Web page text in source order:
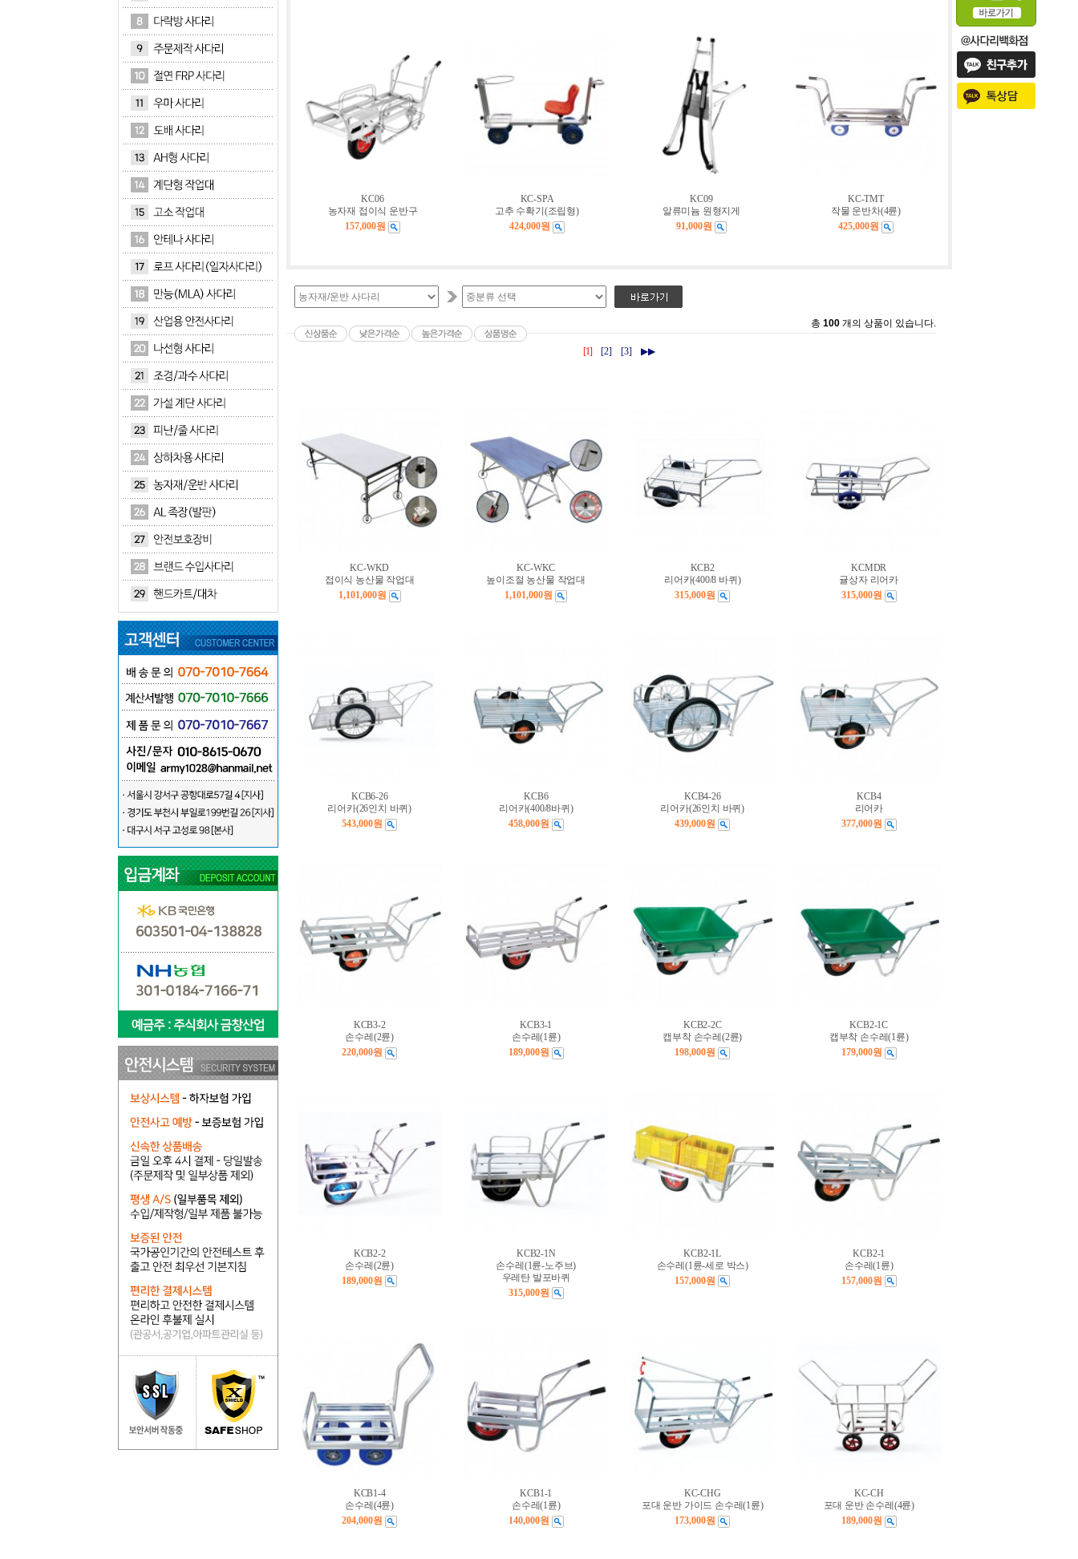
KC06
농자재 접이식 운반구
157,000원
KC-SPA
고추 수확기(조립형)
424,000원
KC09
알류미늄 원형지게
91,000원
KC-TMT
작물 운반차(4륜)
425,000원
총 100 개의 상품이 있습니다.
[1] [2] [3] ▶▶
KC-WKD
접이식 농산물 작업대
1,101,000원
KC-WKC
높이조절 농산물 작업대
1,101,000원
KCB2
리어카(400/8 바퀴)
315,000원
KCMDR
귤상자 리어카
315,000원
KCB6-26
리어카(26인치 바퀴)
543,000원
KCB6
리어카(400/8바퀴)
458,000원
KCB4-26
리어카(26인치 바퀴)
439,000원
KCB4
리어카
377,000원
KCB3-2
손수레(2륜)
220,000원
KCB3-1
손수레(1륜)
189,000원
KCB2-2C
캡부착 손수레(2륜)
198,000원
KCB2-1C
캡부착 손수레(1륜)
179,000원
KCB2-2
손수레(2륜)
189,000원
KCB2-1N
손수레(1륜-노주브)
우레탄 발포바퀴
315,000원
KCB2-1L
손수레(1륜-세로 박스)
157,000원
KCB2-1
손수레(1륜)
157,000원
KCB1-4
손수레(4륜)
204,000원
KCB1-1
손수레(1륜)
140,000원
KC-CHG
포대 운반 가이드 손수레(1륜)
173,000원
KC-CH
포대 운반 손수레(4륜)
189,000원